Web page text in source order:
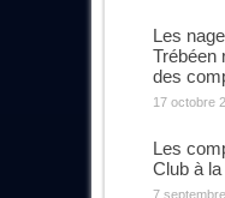
Les
Trébéen
des
17 octobre
Les
Club à
7